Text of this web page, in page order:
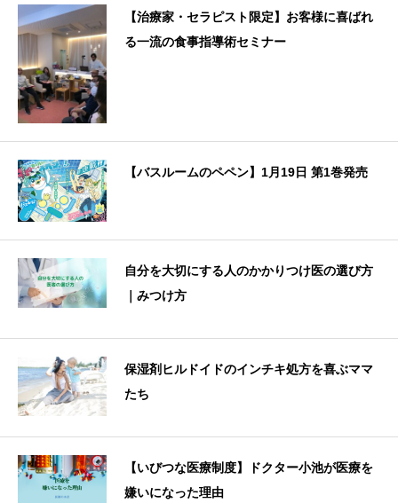
【治療家・セラピスト限定】お客様に喜ばれ
る一流の食事指導術セミナー
【バスルームのペペン】1月19日 第1巻発売
自分を大切にする人のかかりつけ医の選び方
｜みつけ方
保湿剤ヒルドイドのインチキ処方を喜ぶママ
たち
【いびつな医療制度】ドクター小池が医療を
嫌いになった理由